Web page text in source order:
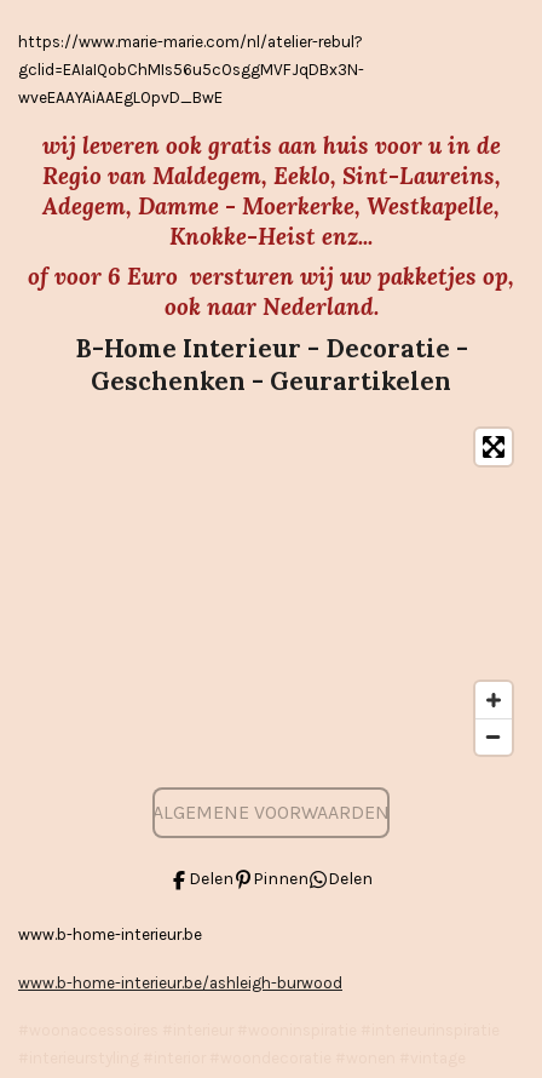
e
n
https://www.marie-marie.com/nl/atelier-rebul?
gclid=EAIaIQobChMIs56u5cOsggMVFJqDBx3N-
wveEAAYAiAAEgLOpvD_BwE
wij leveren ook gratis aan huis voor u in de
Regio van Maldegem, Eeklo, Sint-Laureins,
Adegem, Damme - Moerkerke, Westkapelle,
Knokke-Heist enz...
of voor 6 Euro versturen wij uw pakketjes op,
ook naar Nederland.
B-Home Interieur - Decoratie -
Geschenken - Geurartikelen
ALGEMENE VOORWAARDEN
Delen Pinnen Delen
www.b-home-interieur.be
www.b-home-interieur.be/ashleigh-burwood